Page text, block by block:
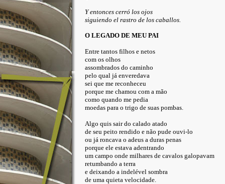
Y entonces cerró los ojos
siguiendo el rastro de los caballos.
O LEGADO DE MEU PAI
Entre tantos filhos e netos
com os olhos
assombrados do caminho
pelo qual já enveredava
sei que me reconheceu
porque me chamou com a mão
como quando me pedia
moedas para o trigo de suas pombas.
Algo quis sair do calado atado
de seu peito rendido e não pude ouvi-lo
ou já roncava o adeus a duras penas
porque ele estava adentrando
um campo onde milhares de cavalos galopavam
retumbando a terra
e deixando a indelével sombra
de uma quieta velocidade.